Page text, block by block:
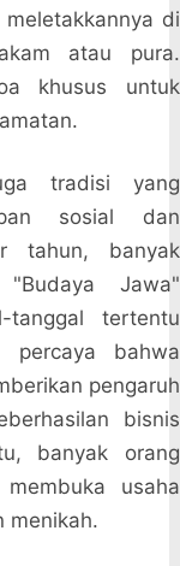
di
atau pura.
khusus untuk
tradisi yang
sosial dan
tahun, banyak
Jawa"
tanggal tertentu
percaya bahwa
pengaruh
bisnis
banyak orang
usaha
menikah.